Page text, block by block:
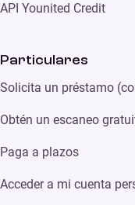
API Younited Credit
Particulares
Solicita un préstamo
Obtén un escaneo
Paga a plazos
Acceder a mi cuenta